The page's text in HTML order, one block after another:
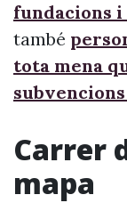
fundacions i
també
tota mena
Carrer
mapa